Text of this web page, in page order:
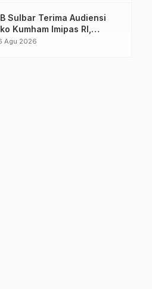
Sulbar Terima Audiensi
Kumham Imipas RI,
Pelayanan Kesehatan bagi
Agu 2026